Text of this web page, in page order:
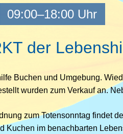
happytones
Samstagstreff
Sportgruppe
Theatergruppe
09:00–18:00 Uhr
der
Buchen und Umgebung.
wurden zum Verkauf an.
zum Totensonntag findet
Kuchen im benachbarten